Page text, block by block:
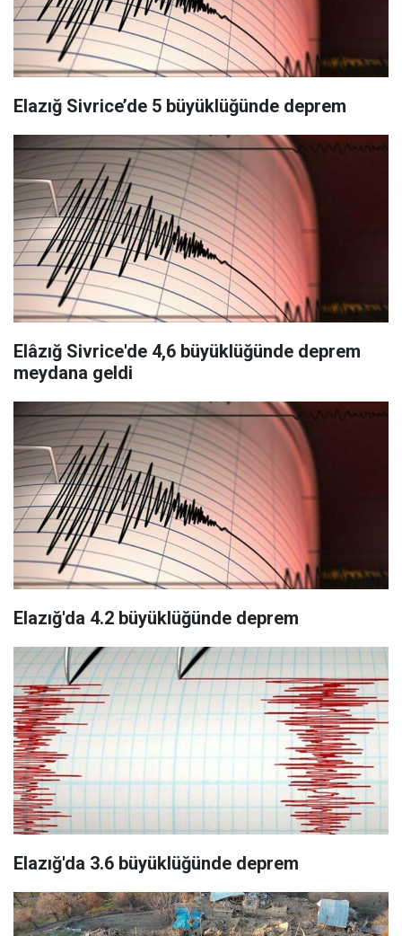
Elazığ Sivrice’de 5 büyüklüğünde deprem
Elâzığ Sivrice'de 4,6 büyüklüğünde deprem
meydana geldi
Elazığ'da 4.2 büyüklüğünde deprem
Elazığ'da 3.6 büyüklüğünde deprem